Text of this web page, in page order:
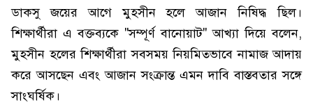
ডাকসু জয়ের আগে মুহসীন হলে আজান নিষিদ্ধ ছিল।
শিক্ষার্থীরা এ বক্তব্যকে "সম্পূর্ণ বানোয়াট" আখ্যা দিয়ে বলেন,
মুহসীন হলের শিক্ষার্থীরা সবসময় নিয়মিতভাবে নামাজ আদায়
করে আসছেন এবং আজান সংক্রান্ত এমন দাবি বাস্তবতার সঙ্গে
সাংঘর্ষিক।